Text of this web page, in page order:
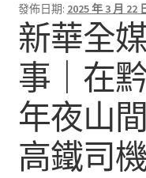
發佈日期: 2025 年 3 月 22
新華全
事｜在
年夜山
高鐵司